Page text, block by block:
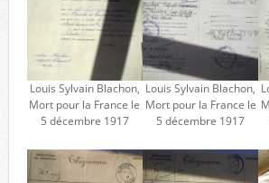
Louis Sylvain Blachon,
Mort pour la France le
5 décembre 1917
Louis Sylvain Blachon,
Mort pour la France le
5 décembre 1917